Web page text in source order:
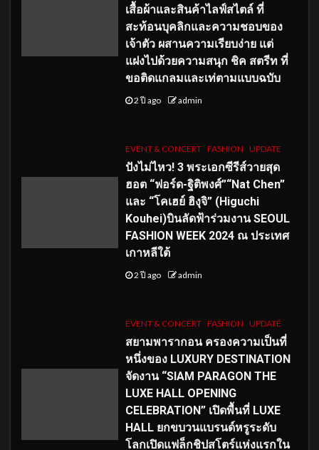
เสื้อผ้าและสินค้าไลฟ์สไตล์ ที่
สะท้อนบุคลิกและความชอบของ
เจ้าตัว ผสานความเรียบง่าย แต่
แฝงไปด้วยความสนุก ชิค สตรีท ที่
ขอติดแกลมและเท่ตามแบบฉบับ
2 ปี ago admin
EVENT & CONCERT FASHION UPDATE
ปังไม่ไหว! 3 พระเอกซีรีส์วายสุด
ฮอต “ฟอร์ด-ฐิติพงศ์”“Nat Chen”
และ “โคเฮย์ ฮิงุจิ” (Higuchi
Kouhei)บินลัดฟ้าร่วมงาน SEOUL
FASHION WEEK 2024 ณ ประเทศ
เกาหลีใต้
2 ปี ago admin
EVENT & CONCERT FASHION UPDATE
สยามพารากอน ครองความเป็นที่
หนึ่งของ LUXURY DESTINATION
จัดงาน “SIAM PARAGON THE
LUXE HALL OPENING
CELEBRATION” เปิดพื้นที่ LUXE
HALL ยกขบวนแบรนด์หรูระดับ
โลกเปิดแฟล็กชิปสโตร์แห่งแรกใน